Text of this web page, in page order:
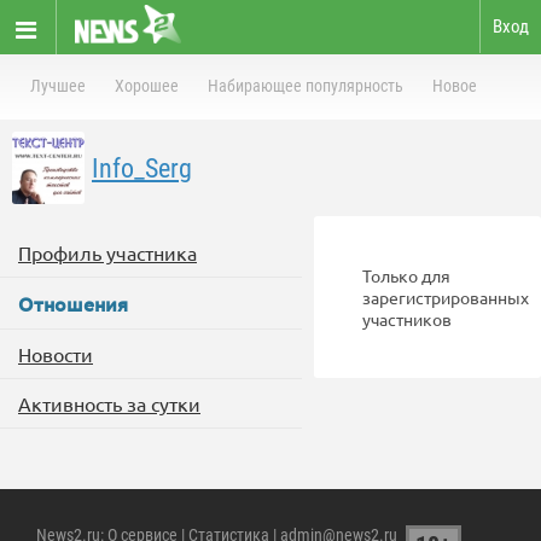
Вход
Лучшее Хорошее Набирающее популярность Новое
Info_Serg
Профиль участника
Отношения
Новости
Активность за сутки
Только для
зарегистрированных
участников
News2.ru: О сервисе | Статистика | admin@news2.ru